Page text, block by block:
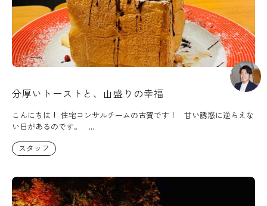
分厚いトーストと、山盛りの幸福
こんにちは！ 住宅コンサルチームの古賀です！ 甘い誘惑に逆らえな
い日があるのです。 ...
スタッフ